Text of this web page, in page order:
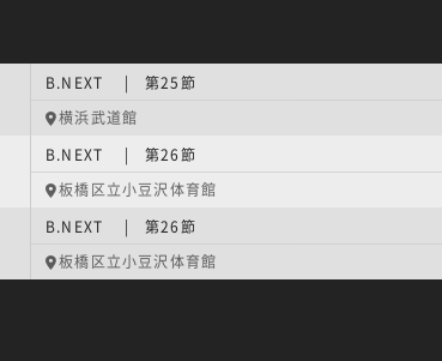
B.NEXT | 第25節
横浜武道館
B.NEXT | 第26節
板橋区立小豆沢体育館
B.NEXT | 第26節
板橋区立小豆沢体育館